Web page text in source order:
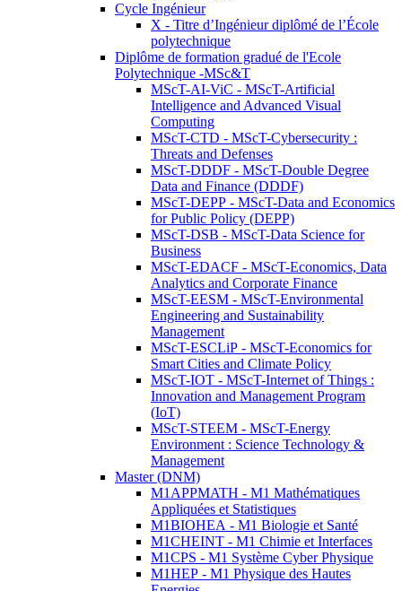
Cycle Ingénieur
X - Titre d’Ingénieur diplômé de l’École
polytechnique
Diplôme de formation gradué de l'Ecole
Polytechnique -MSc&T
MScT-AI-ViC - MScT-Artificial
Intelligence and Advanced Visual
Computing
MScT-CTD - MScT-Cybersecurity :
Threats and Defenses
MScT-DDDF - MScT-Double Degree
Data and Finance (DDDF)
MScT-DEPP - MScT-Data and Economics
for Public Policy (DEPP)
MScT-DSB - MScT-Data Science for
Business
MScT-EDACF - MScT-Economics, Data
Analytics and Corporate Finance
MScT-EESM - MScT-Environmental
Engineering and Sustainability
Management
MScT-ESCLiP - MScT-Economics for
Smart Cities and Climate Policy
MScT-IOT - MScT-Internet of Things :
Innovation and Management Program
(IoT)
MScT-STEEM - MScT-Energy
Environment : Science Technology &
Management
Master (DNM)
M1APPMATH - M1 Mathématiques
Appliquées et Statistiques
M1BIOHEA - M1 Biologie et Santé
M1CHEINT - M1 Chimie et Interfaces
M1CPS - M1 Système Cyber Physique
M1HEP - M1 Physique des Hautes